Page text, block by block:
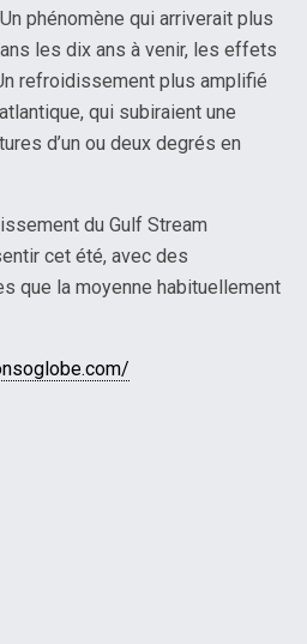
phénomène qui arriverait plus
les dix ans à venir, les effets
refroidissement plus amplifié
qui subiraient une
d’un ou deux degrés en
du Gulf Stream
cet été, avec des
que la moyenne habituellement